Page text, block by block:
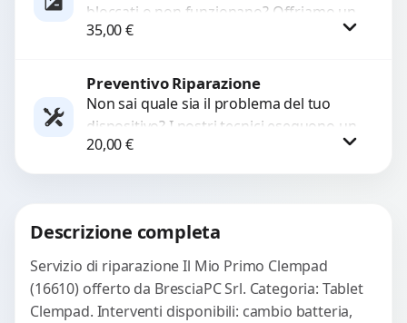
bloccati o non funzionano? Offriamo un
servizio di riparazione o sostituzione
35,00€
Procedi
Preventivo Riparazione
Non sai quale sia il problema del tuo
dispositivo? I nostri tecnici eseguono un
check-up completo con strumenti
avanzati per...
20,00€
Descrizione completa
Servizio di riparazione Il Mio Primo Clempad
(16610) offerto da BresciaPC Srl. Categoria: Tablet
Clempad. Interventi disponibili: cambio batteria,